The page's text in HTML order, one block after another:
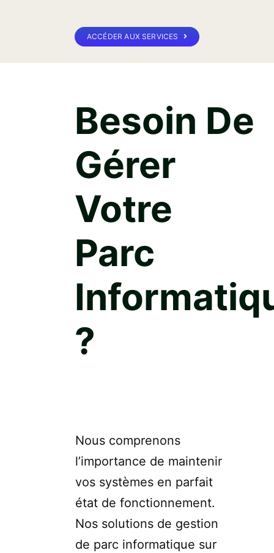
ACCÉDER AUX SERVICES
Besoin De
Gérer
Votre
Parc
?
Nous comprenons
l’importance de maintenir
vos systèmes en parfait
état de fonctionnement.
Nos solutions de gestion
de parc informatique sur